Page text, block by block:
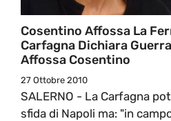
Cosentino Affossa La
Carfagna Dichiara
Affossa Cosentino
27 Ottobre 2010
SALERNO - La Carfagna
sfida di Napoli ma: "in